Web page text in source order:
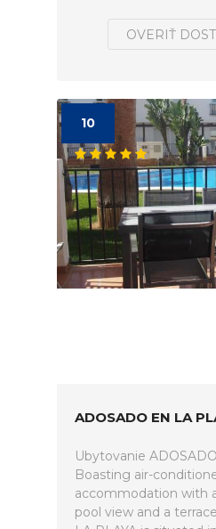
OVERIŤ
10
ADOSADO EN LA
Ubytovanie
Boasting air-
accommodation with
pool view and a